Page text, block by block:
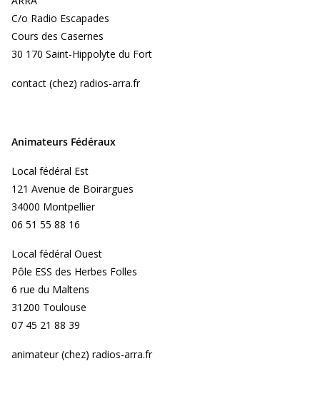
C/o Radio Escapades
Cours des Casernes
30 170 Saint-Hippolyte du Fort
contact (chez) radios-arra.fr
Animateurs Fédéraux
Local fédéral Est
121 Avenue de Boirargues
34000 Montpellier
06 51 55 88 16
Local fédéral Ouest
Pôle ESS des Herbes Folles
6 rue du Maltens
31200 Toulouse
07 45 21 88 39
animateur (chez) radios-arra.fr